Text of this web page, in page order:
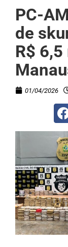
PC-
de
R$
01/04/2026